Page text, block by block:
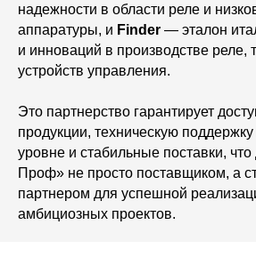
надежности в области реле и
аппаратуры, и Finder — эталон
и инноваций в производстве реле,
устройств управления.
Это партнерство гарантирует
продукции, техническую
уровне и стабильные поставки,
Проф» не просто поставщиком, а
партнером для успешной
амбициозных проектов.